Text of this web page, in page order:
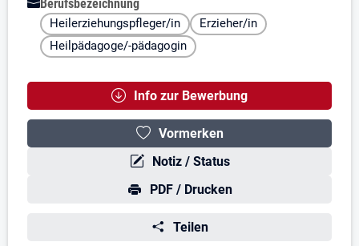
Berufsbezeichnung
Heilerziehungspfleger/in
Erzieher/in
Heilpädagoge/-pädagogin
Info zur Bewerbung
Vormerken
Notiz / Status
PDF / Drucken
Teilen